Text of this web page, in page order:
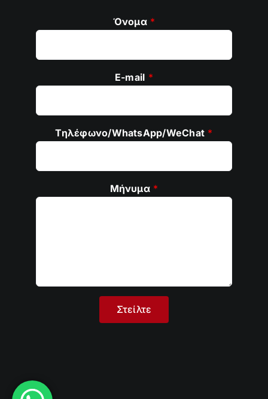
Όνομα *
E-mail *
Τηλέφωνο/WhatsApp/WeChat *
Μήνυμα *